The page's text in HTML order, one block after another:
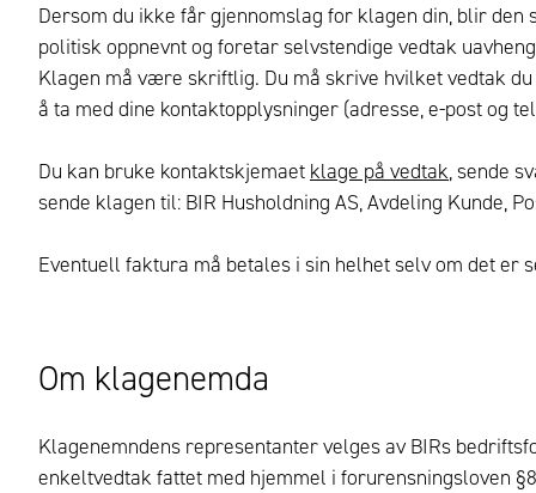
Dersom du ikke får gjennomslag for klagen din, blir
politisk oppnevnt og foretar selvstendige vedtak
Klagen må være skriftlig. Du må skrive hvilket vedtak
å ta med dine kontaktopplysninger (adresse, e-post og
Du kan bruke kontaktskjemaet klage på vedtak, sende
sende klagen til: BIR Husholdning AS, Avdeling Kunde,
Eventuell faktura må betales i sin helhet selv om det er
Om klagenemda
Klagenemndens representanter velges av BIRs
enkeltvedtak fattet med hjemmel i forurensningsloven